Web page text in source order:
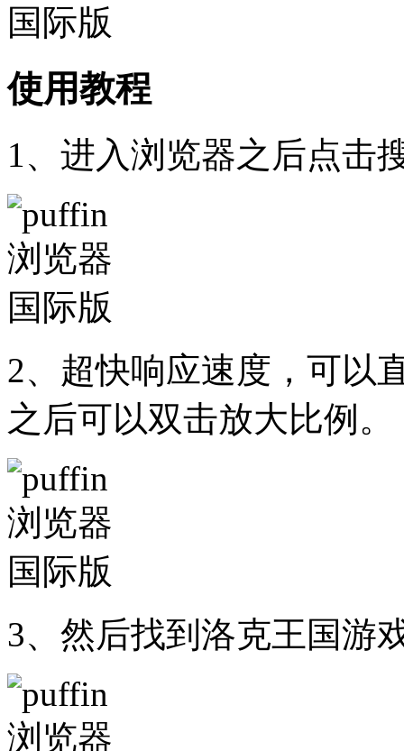
使用教程
1、进入浏览器之后点击
2、超快响应速度，可以
之后可以双击放大比例。
3、然后找到洛克王国游